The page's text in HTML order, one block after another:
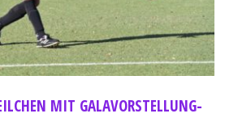
MIT GALAVORSTELLUNG-